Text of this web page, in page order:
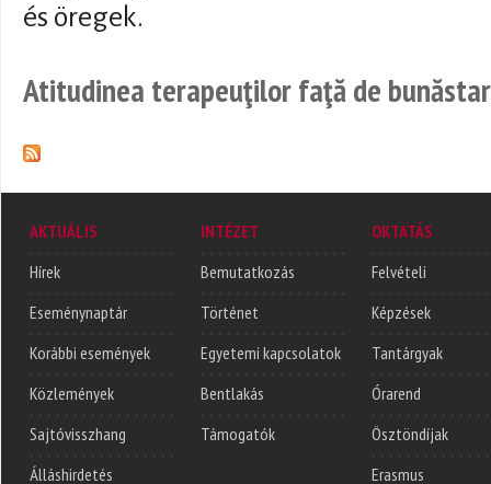
és öregek.
Atitudinea terapeuţilor faţă de
AKTUÁLIS
Hírek
Eseménynaptár
Korábbi események
Közlemények
Sajtóvisszhang
Álláshirdetés
INTÉZET
Bemutatkozás
Történet
Egyetemi kapcsolatok
Bentlakás
Támogatók
OKTATÁS
Felvételi
Képzések
Tantárgyak
Órarend
Ösztöndíjak
Erasmus